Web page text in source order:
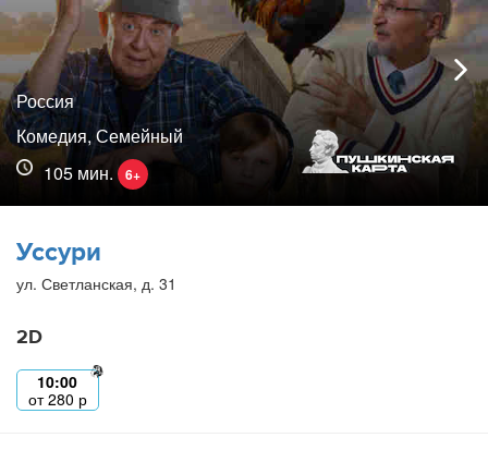
Россия
Комедия, Семейный
105 мин.
6+
Уссури
ул. Светланская, д. 31
2D
10:00
от280 р